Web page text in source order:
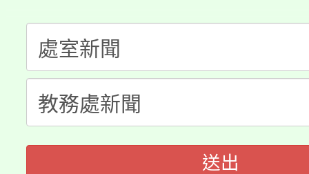
者。
份教師研習
淨零綠生活教案入校路
會
115年食農教育專業人
程
送出